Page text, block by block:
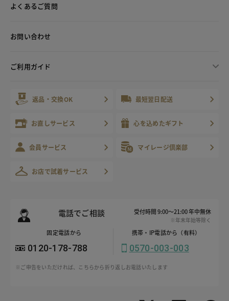
よくあるご質問
お問い合わせ
ご利用ガイド
返品・交換OK 最短翌日配送
お直しサービス 心を込めたギフト
会員サービス マイレージ倶楽部
お店で試着サービス
電話でご相談 受付時間 9:00～21:00 年中無休
※年末年始等除く
固定電話から
0120-178-788
携帯・IP電話から（有料）
0570-003-003
※ご申告をいただければ、こちらから折り返しお電話いたします